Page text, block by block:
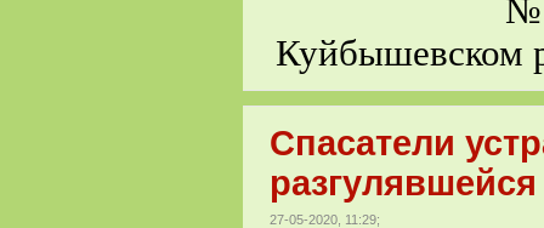
№
Куйбышевском
Спасатели
27-05-2020, 11:29;